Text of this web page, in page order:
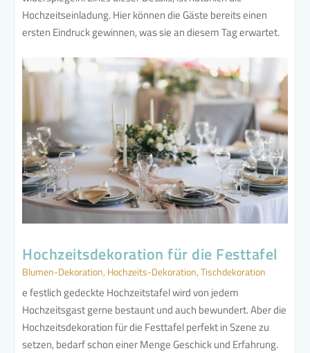
Hochzeitseinladung. Hier können die Gäste bereits einen
ersten Eindruck gewinnen, was sie an diesem Tag erwartet.
Hochzeitsdekoration für die Festtafel
Blumen-Dekoration, Hochzeits-Dekoration,Tischdekoration
e festlich gedeckte Hochzeitstafel wird von jedem
Hochzeitsgast gerne bestaunt und auch bewundert. Aber die
Hochzeitsdekoration für die Festtafel perfekt in Szene zu
setzen, bedarf schon einer Menge Geschick und Erfahrung.